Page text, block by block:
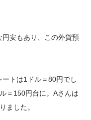
安もあり、この外貨預
トは1ドル＝80円でし
＝150円台に。Aさんは
ました。